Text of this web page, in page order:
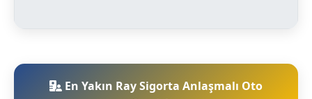
En Yakın Ray Sigorta Anlaşmalı Oto